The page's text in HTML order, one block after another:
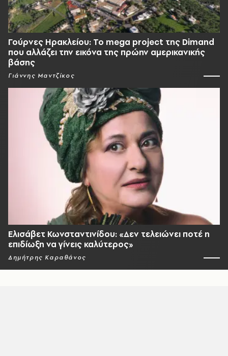
Γούρνες Ηρακλείου: To mega project της Dimand
που αλλάζει την εικόνα της πρώην αμερικανικής
βάσης
Γιάννης Μαντζίκος
Ελισάβετ Κωνσταντινίδου: «Δεν τελειώνει ποτέ η
επιδίωξη να γίνεις καλύτερος»
Δημήτρης Καραθάνος